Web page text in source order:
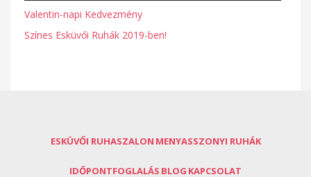
Valentin-napi Kedvezmény
Színes Esküvői Ruhák 2019-ben!
ESKÜVŐI RUHASZALON MENYASSZONYI RUHÁK
IDŐPONTFOGLALÁS BLOG KAPCSOLAT